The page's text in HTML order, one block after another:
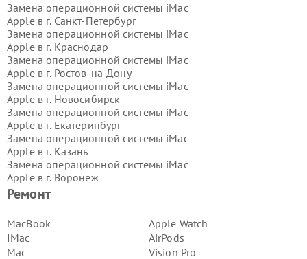
Ремонт
MacBook
IMac
Mac
Apple Watch
AirPods
Vision Pro
Замена операционной системы iMac
Apple в г. Санкт-Петербург
Замена операционной системы iMac
Apple в г. Краснодар
Замена операционной системы iMac
Apple в г. Ростов-на-Дону
Замена операционной системы iMac
Apple в г. Новосибирск
Замена операционной системы iMac
Apple в г. Екатеринбург
Замена операционной системы iMac
Apple в г. Казань
Замена операционной системы iMac
Apple в г. Воронеж
Замена операционной системы iMac
Замена операционной системы iMac
Apple в г.
Замена операционной системы iMac
Apple в г.